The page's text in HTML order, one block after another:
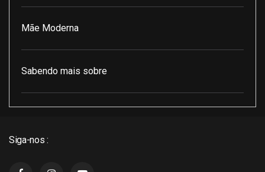
Mãe Moderna
Sabendo mais sobre
Siga-nos :